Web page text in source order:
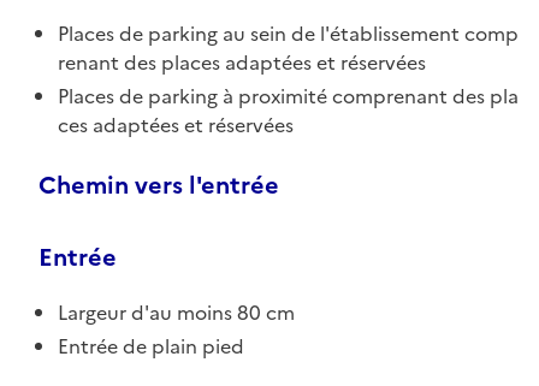
Places de parking au sein de l'établissement comp
renant des places adaptées et réservées
Places de parking à proximité comprenant des pla
ces adaptées et réservées
Chemin vers l'entrée
Entrée
Largeur d'au moins 80 cm
Entrée de plain pied